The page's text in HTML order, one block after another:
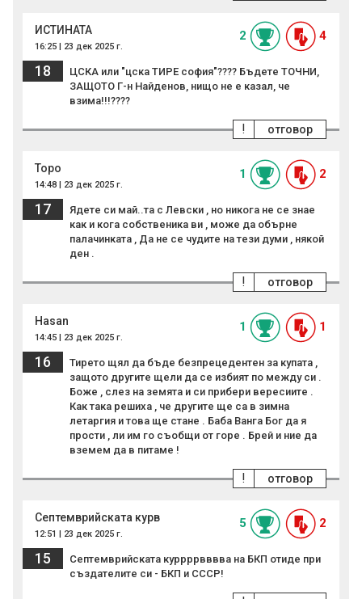
ИСТИНАТА
16:25 | 23 дек 2025 г.
2 4
18
ЦСКА или "цска ТИРЕ софия"???? Бъдете ТОЧНИ,
ЗАЩОТО Г-н Найденов, нищо не е казал, че
взима!!!????
отговор
!
Торо
14:48 | 23 дек 2025 г.
1 2
17
Ядете си май..та с Левски , но никога не се знае
как и кога собственика ви , може да обърне
палачинката , Да не се чудите на тези думи , някой
ден .
отговор
!
Hasan
14:45 | 23 дек 2025 г.
1 1
16
Тирето щял да бъде безпрецедентен за купата ,
защото другите щели да се избият по между си .
Боже , слез на земята и си прибери вересиите .
Как така решиха , че другите ще са в зимна
летаргия и това ще стане . Баба Ванга Бог да я
прости , ли им го съобщи от горе . Брей и ние да
вземем да в питаме !
отговор
!
Септемврийската курв
12:51 | 23 дек 2025 г.
5 2
15
Септемврийската куррррвввва на БКП отиде при
създателите си - БКП и СССР!